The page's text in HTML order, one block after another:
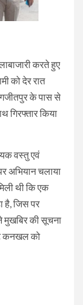
करते हुए
को देर रात
के पास से
गिरफ्तार किया
वस्तु एवं
अभियान चलाया
थी कि एक
है, जिस पर
मुखबिर की सूचना
कनखल को